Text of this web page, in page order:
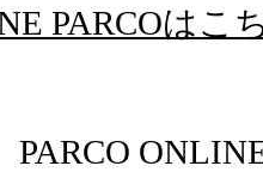
PARCOはこ
PARCO